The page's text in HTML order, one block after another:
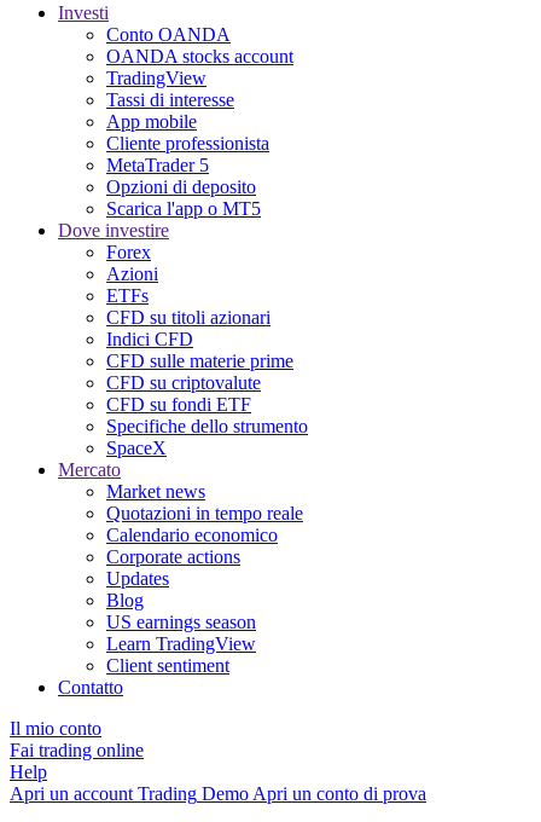
Investi
Conto OANDA
OANDA stocks account
TradingView
Tassi di interesse
App mobile
Cliente professionista
MetaTrader 5
Opzioni di deposito
Scarica l'app o MT5
Dove investire
Forex
Azioni
ETFs
CFD su titoli azionari
Indici CFD
CFD sulle materie prime
CFD su criptovalute
CFD su fondi ETF
Specifiche dello strumento
SpaceX
Mercato
Market news
Quotazioni in tempo reale
Calendario economico
Corporate actions
Updates
Blog
US earnings season
Learn TradingView
Client sentiment
Contatto
Il mio conto
Fai trading online
Help
Apri un account Trading Demo Apri un conto di prova